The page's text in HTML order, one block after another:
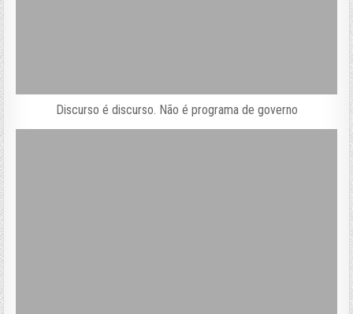
Discurso é discurso. Não é programa de governo